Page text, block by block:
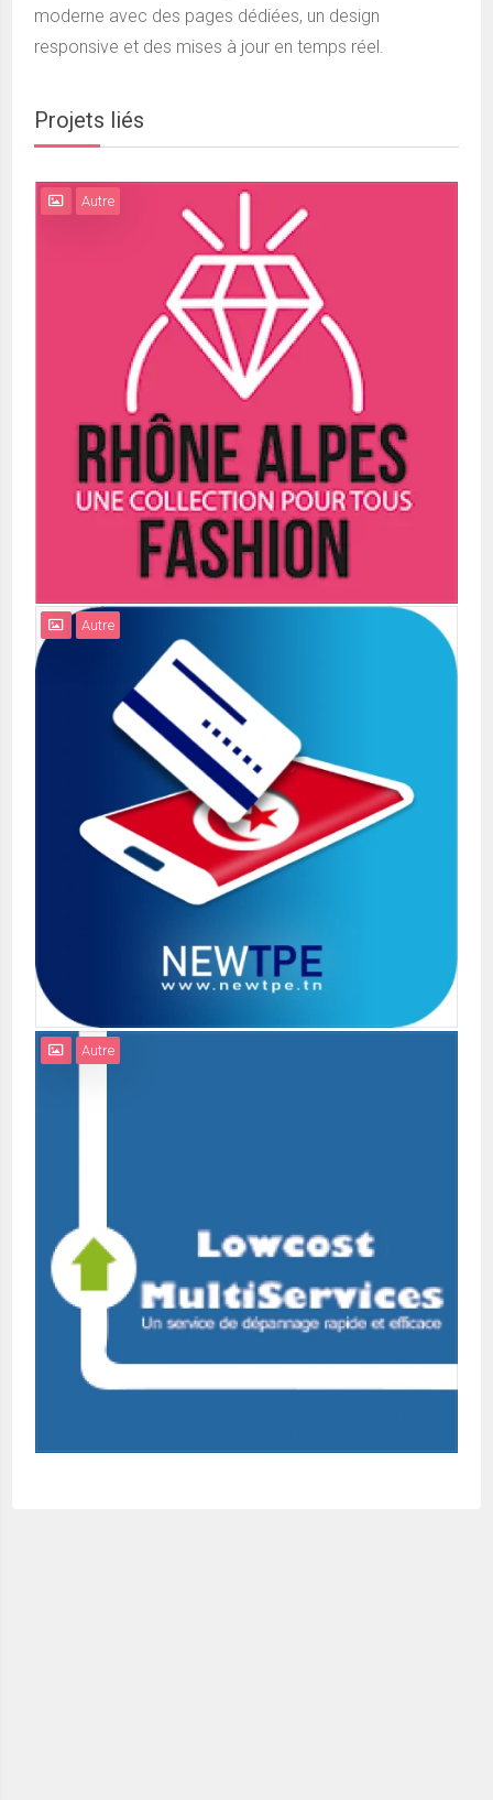
moderne avec des pages dédiées, un design
responsive et des mises à jour en temps réel.
Projets liés
Autre
Autre
Autre